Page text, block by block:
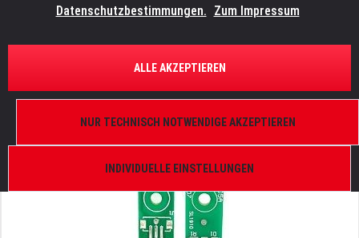
ÜBERSICHT ERSATZTEILE
ELATION 9900017958
Datenschutzbestimmungen. Zum Impressum
INDIVIDUELLE EINSTELLUNGEN
NUR TECHNISCH NOTWENDIGE AKZEPTIEREN
ALLE AKZEPTIEREN